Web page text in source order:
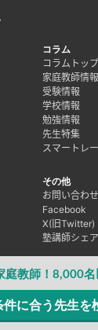
庭教師！8,000
件に合う先生を
コラム
コラムトップ
家庭教師情報
受験情報
学校情報
勉強情報
先生特集
スマートレ
その他
お問い合わせ
Facebook
X(旧Twitter)
塾講師シェ
情報 運営会社特定商
Inc. All rights